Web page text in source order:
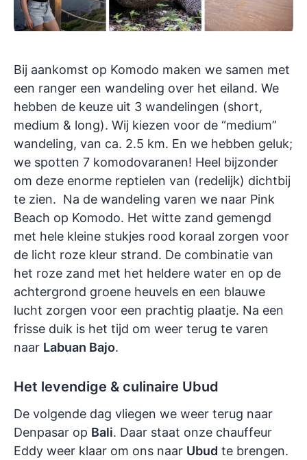
Bij aankomst op Komodo maken we samen met
een ranger een wandeling over het eiland. We
hebben de keuze uit 3 wandelingen (short,
medium & long). Wij kiezen voor de “medium”
wandeling, van ca. 2.5 km. En we hebben geluk;
we spotten 7 komodovaranen! Heel bijzonder
om deze enorme reptielen van (redelijk) dichtbij
te zien. Na de wandeling varen we naar Pink
Beach op Komodo. Het witte zand gemengd
met hele kleine stukjes rood koraal zorgen voor
de licht roze kleur strand. De combinatie van
het roze zand met het heldere water en op de
achtergrond groene heuvels en een blauwe
lucht zorgen voor een prachtig plaatje. Na een
frisse duik is het tijd om weer terug te varen
naar Labuan Bajo.
Het levendige & culinaire Ubud
De volgende dag vliegen we weer terug naar
Denpasar op Bali. Daar staat onze chauffeur
Eddy weer klaar om ons naar Ubud te brengen.